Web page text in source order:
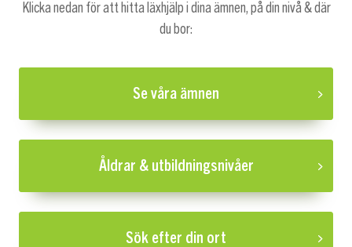
Klicka nedan för att hitta läxhjälp i dina ämnen, på din nivå & där
du bor:
Se våra ämnen
Åldrar & utbildningsnivåer
Sök efter din ort